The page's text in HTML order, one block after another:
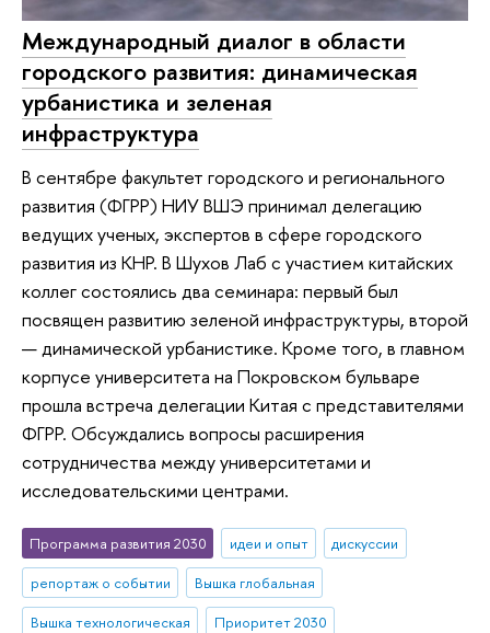
Международный диалог в области
городского развития: динамическая
урбанистика и зеленая
инфраструктура
В сентябре факультет городского и регионального
развития (ФГРР) НИУ ВШЭ принимал делегацию
ведущих ученых, экспертов в сфере городского
развития из КНР. В Шухов Лаб с участием китайских
коллег состоялись два семинара: первый был
посвящен развитию зеленой инфраструктуры, второй
— динамической урбанистике. Кроме того, в главном
корпусе университета на Покровском бульваре
прошла встреча делегации Китая с представителями
ФГРР. Обсуждались вопросы расширения
сотрудничества между университетами и
исследовательскими центрами.
Программа развития 2030 идеи и опыт
дискуссии
репортаж о событии
Вышка глобальная
Вышка технологическая
Приоритет 2030